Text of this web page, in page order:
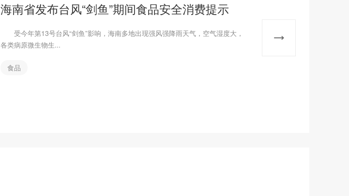
海南省发布台风“剑鱼”期间食品安全消费提示
受今年第13号台风“剑鱼”影响，海南多地出现强风强降雨天气，空气湿度大，
各类病原微生物生...
食品